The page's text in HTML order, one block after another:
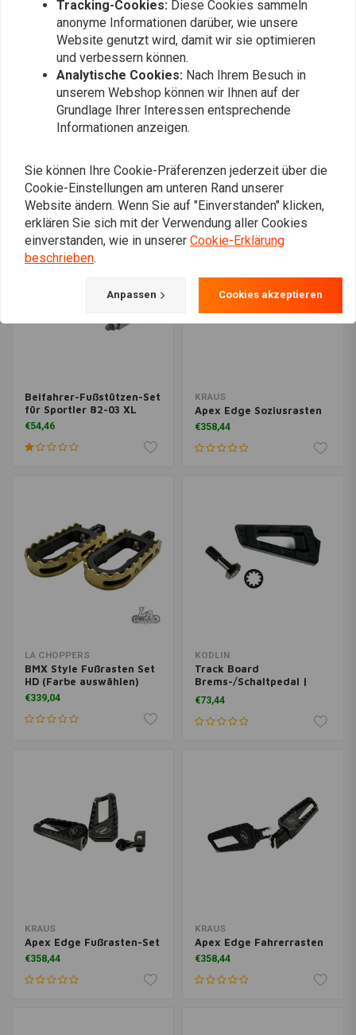
FXR (Farbe auswählen)
€55,- €24,94
Beifahrer-Fußstützen-Set
für Sportler 82-03 XL
€54,46
KRAUS
Apex Edge Soziusrasten
€358,44
LA CHOPPERS
BMX Style Fußrasten Set
HD (Farbe auswählen)
€339,04
KODLIN
Track Board
Brems-/Schaltpedal |
Schwarz
€73,44
KRAUS
Apex Edge Fußrasten-Set
€358,44
KRAUS
Apex Edge Fahrerrasten
€358,44
Tracking-Cookies: Diese Cookies sammeln
anonyme Informationen darüber, wie unsere
Website genutzt wird, damit wir sie optimieren
und verbessern können.
Analytische Cookies: Nach Ihrem Besuch in
unserem Webshop können wir Ihnen auf der
Grundlage Ihrer Interessen entsprechende
Informationen anzeigen.
Sie können Ihre Cookie-Präferenzen jederzeit über die
Cookie-Einstellungen am unteren Rand unserer
Website ändern. Wenn Sie auf "Einverstanden" klicken,
erklären Sie sich mit der Verwendung aller Cookies
einverstanden, wie in unserer Cookie-Erklärung
beschrieben.
Anpassen Cookies akzeptieren